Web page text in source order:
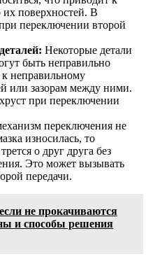
поверхностей. В
при переключении второй
Некоторые детали
быть неправильно
неправильному
или зазорам между ними.
при переключении
переключения не
износилась, то
о друг друга без
Это может вызывать
передачи.
не прокачиваются
и способы решения